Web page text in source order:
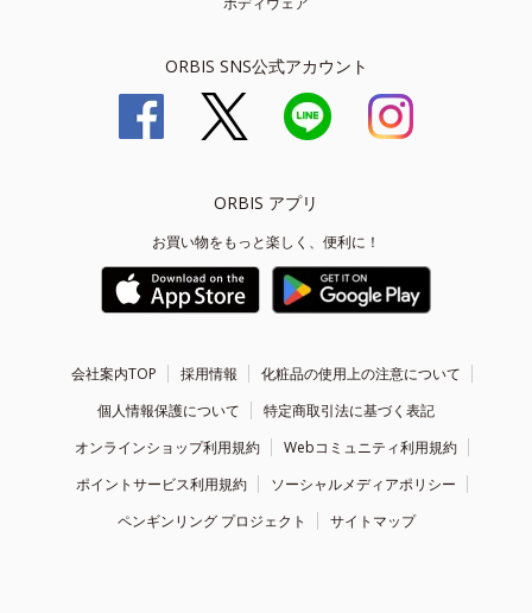
ORBIS SNS公式アカウント
ORBIS アプリ
お買い物をもっと楽しく、便利に！
会社案内TOP 採用情報
化粧品の使用上の注意について
個人情報保護について
特定商取引法に基づく表記
オンラインショップ利用規約
Webコミュニティ利用規約
ポイントサービス利用規約
ソーシャルメディアポリシー
ペンギンリング プロジェクト
サイトマップ